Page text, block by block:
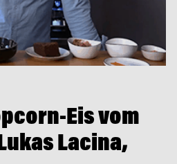
Eis vom
Lacina,